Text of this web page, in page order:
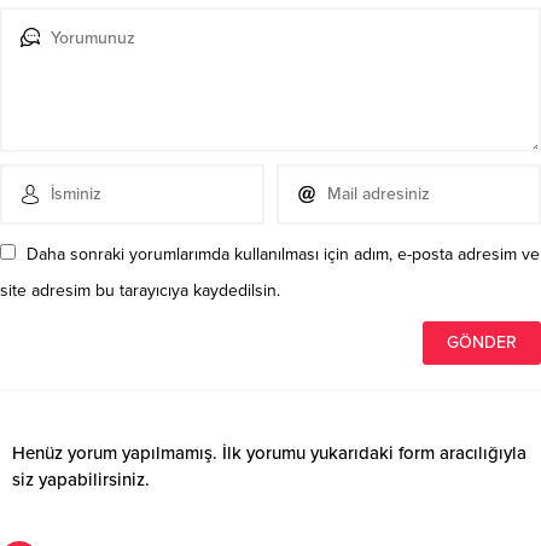
Daha sonraki yorumlarımda kullanılması için adım, e-posta adresim ve
site adresim bu tarayıcıya kaydedilsin.
Henüz yorum yapılmamış. İlk yorumu yukarıdaki form aracılığıyla
siz yapabilirsiniz.